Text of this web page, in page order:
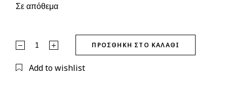
Σε απόθεμα
T-shirt Μαργαρίτα quantityΠΡΟΣΘΉΚΗ ΣΤΟ ΚΑΛΆΘΙ
Add to wishlist